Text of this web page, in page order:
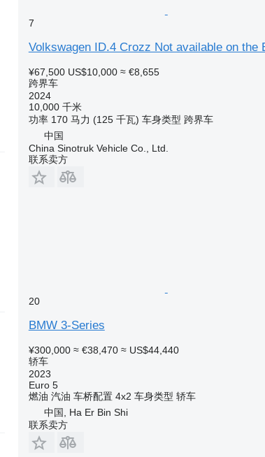
7
Volkswagen ID.4 Crozz Not available on the
¥67,500 US$10,000 ≈ €8,655
跨界车
2024
10,000 千米
功率 170 马力 (125 千瓦) 车身类型 跨界车
中国
China Sinotruk Vehicle Co., Ltd.
联系卖方
20
BMW 3-Series
¥300,000 ≈ €38,470 ≈ US$44,440
轿车
2023
Euro 5
燃油 汽油 车桥配置 4x2 车身类型 轿车
中国, Ha Er Bin Shi
联系卖方